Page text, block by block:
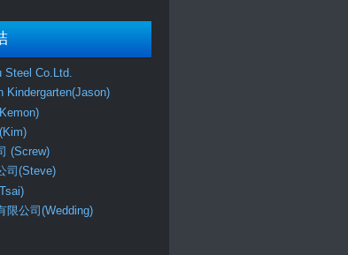
Steel Co.Ltd.
Kindergarten(Jason)
(Screw)
司(Steve)
限公司(Wedding)